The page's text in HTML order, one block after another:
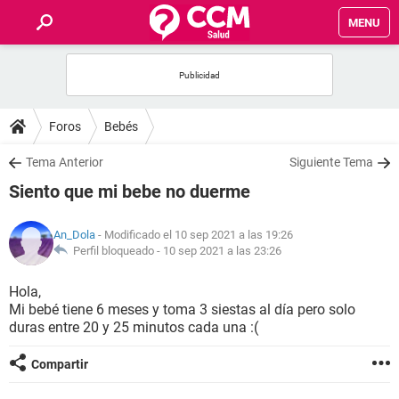
MENU
FOROS
SALUD
NUTRICIÓN
BIENESTAR
Foros Bebés
Tema Anterior Siguiente Tema
Siento que mi bebe no duerme
An_Dola - Modificado el 10 sep 2021 a las 19:26
Perfil bloqueado - 10 sep 2021 a las 23:26
Hola,
Mi bebé tiene 6 meses y toma 3 siestas al día pero solo
duras entre 20 y 25 minutos cada una :(
Compartir